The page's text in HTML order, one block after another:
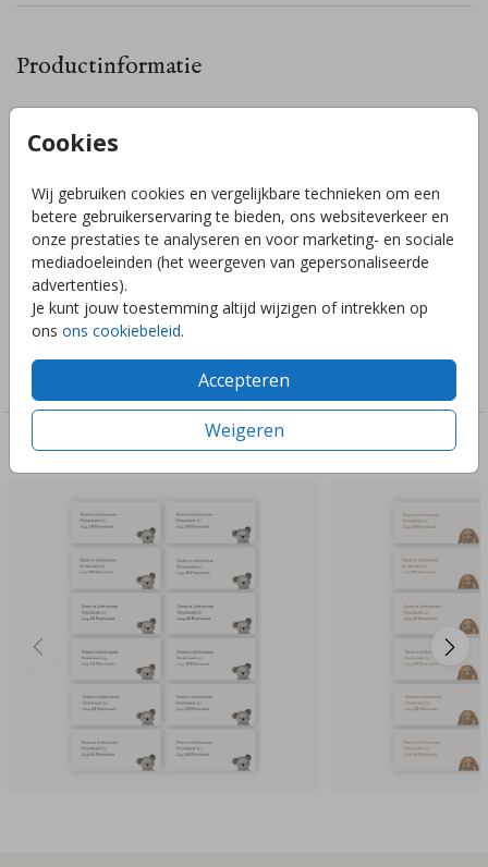
Cookies
Wij gebruiken cookies en vergelijkbare technieken om een
betere gebruikerservaring te bieden, ons websiteverkeer en
onze prestaties te analyseren en voor marketing- en sociale
mediadoeleinden (het weergeven van gepersonaliseerde
advertenties).
Je kunt jouw toestemming altijd wijzigen of intrekken op
ons ons cookiebeleid.
Accepteren
Weigeren
Productinformatie
Je ontvangt 14 stickers per vel. Standaard zijn er 6
eenvoudig aanpassen naar minder vellen. Let op: doe dit op
voorhand, achteraf kunnen we dit niet meer aanpassen. Pas
het ontwerp helemaal naar wens aan in onze editor. Voeg
bijvoorbeeld elementen toe of speel met kleuren.
Toon meer
Adresstickers in stijl met je geboortekaartje
Deze ontwerpen vind je misschien ook leuk